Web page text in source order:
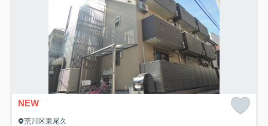
NEW
荒川区東尾久